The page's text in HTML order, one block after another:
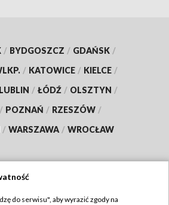
/ BYDGOSZCZ / GDAŃSK /
/ KATOWICE / KIELCE /
LUBLIN / ŁÓDŹ / OLSZTYN /
/ POZNAŃ / RZESZÓW /
/ WARSZAWA / WROCŁAW
do serwisu", aby wyrazić zgody na